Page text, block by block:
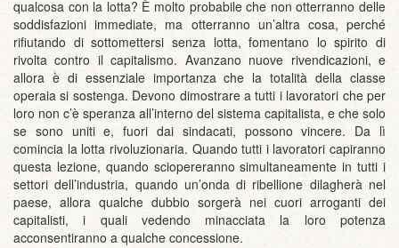
qualcosa con la lotta? È molto probabile che non otterranno delle
soddisfazioni immediate, ma otterranno un’altra cosa, perché
rifiutando di sottomettersi senza lotta, fomentano lo spirito di
rivolta contro il capitalismo. Avanzano nuove rivendicazioni, e
allora è di essenziale importanza che la totalità della classe
operaia si sostenga. Devono dimostrare a tutti i lavoratori che per
loro non c’è speranza all’interno del sistema capitalista, e che solo
se sono uniti e, fuori dai sindacati, possono vincere. Da lì
comincia la lotta rivoluzionaria. Quando tutti i lavoratori capiranno
questa lezione, quando sciopereranno simultaneamente in tutti i
settori dell’industria, quando un’onda di ribellione dilagherà nel
paese, allora qualche dubbio sorgerà nei cuori arroganti dei
capitalisti, i quali vedendo minacciata la loro potenza
acconsentiranno a qualche concessione.